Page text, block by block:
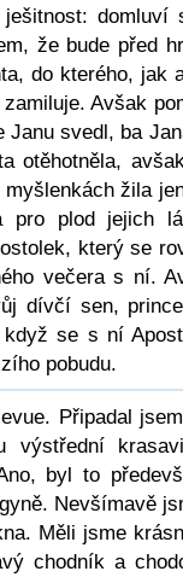
ješitnost: domluví
že bude před
do kterého, jak
Avšak
Janu svedl, ba
otěhotněla,
žila
pro plod jejich
který se
večera s ní.
dívčí sen,
se s ní
pobudu.
Připadal
výstřední
byl to
Nevšímavě
Měli jsme
chodník a